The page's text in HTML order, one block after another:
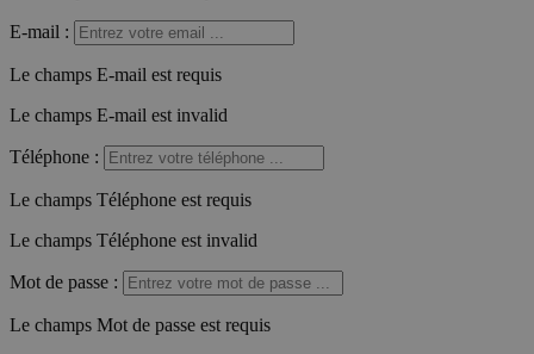
E-mail :
Le champs E-mail est requis
Le champs E-mail est invalid
Téléphone :
Le champs Téléphone est requis
Le champs Téléphone est invalid
Mot de passe :
Le champs Mot de passe est requis